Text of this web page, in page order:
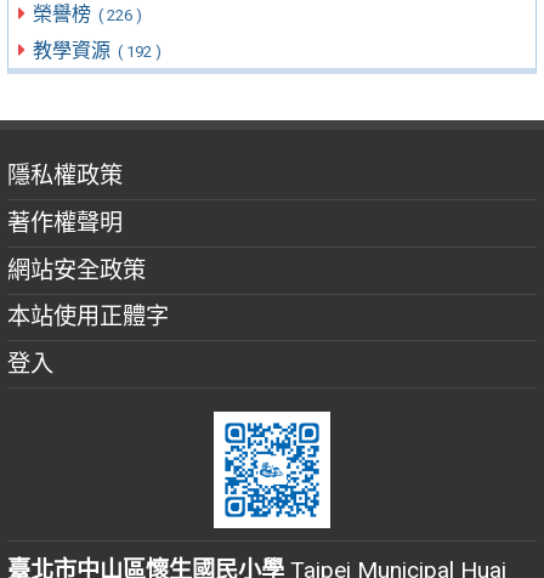
榮譽榜 ( 226 )
教學資源 ( 192 )
隱私權政策
著作權聲明
網站安全政策
本站使用正體字
登入
臺北市中山區懷生國民小學 Taipei Municipal Huai